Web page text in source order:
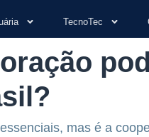
TecnoTec
mas é a